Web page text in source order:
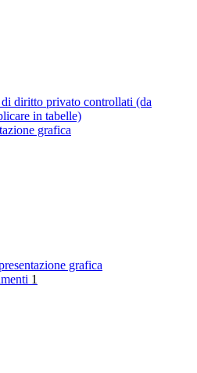
diritto privato controllati (da
in tabelle)
grafica
grafica
1